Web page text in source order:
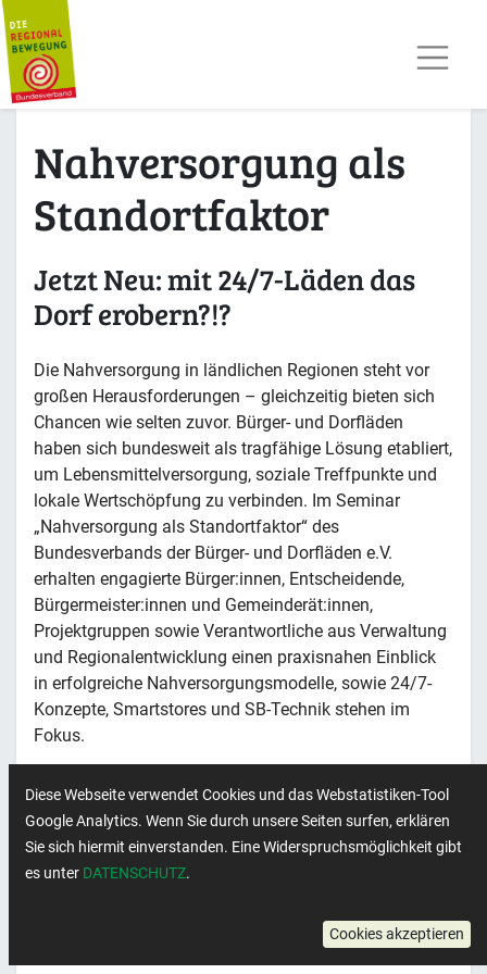
KONTAKT MITGLIED WERDEN
Nahversorgung als
Standortfaktor
Jetzt Neu: mit 24/7-Läden das
Dorf erobern?!?
Die Nahversorgung in ländlichen Regionen steht vor
großen Herausforderungen – gleichzeitig bieten sich
Chancen wie selten zuvor. Bürger- und Dorfläden
haben sich bundesweit als tragfähige Lösung etabliert,
um Lebensmittelversorgung, soziale Treffpunkte und
lokale Wertschöpfung zu verbinden. Im Seminar
„Nahversorgung als Standortfaktor“ des
Bundesverbands der Bürger- und Dorfläden e.V.
erhalten engagierte Bürger:innen, Entscheidende,
Bürgermeister:innen und Gemeinderät:innen,
Projektgruppen sowie Verantwortliche aus Verwaltung
und Regionalentwicklung einen praxisnahen Einblick
in erfolgreiche Nahversorgungsmodelle, sowie 24/7-
Konzepte, Smartstores und SB-Technik stehen im
Fokus.
Weitere Informationen
Diese Webseite verwendet Cookies und das Webstatistiken-Tool
Google Analytics. Wenn Sie durch unsere Seiten surfen, erklären
Sie sich hiermit einverstanden. Eine Widerspruchsmöglichkeit gibt
es unter DATENSCHUTZ.
Cookies akzeptieren